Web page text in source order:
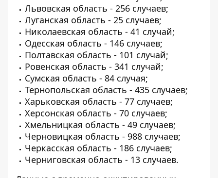
Львовская область - 256 случаев;
Луганская область - 25 случаев;
Николаевская область - 41 случай;
Одесская область - 146 случаев;
Полтавская область - 101 случай;
Ровенская область - 341 случай;
Сумская область - 84 случая;
Тернопольская область - 435 случаев;
Харьковская область - 77 случаев;
Херсонская область - 70 случаев;
Хмельницкая область - 49 случаев;
Черновицкая область - 988 случаев;
Черкасская область - 186 случаев;
Черниговская область - 13 случаев.